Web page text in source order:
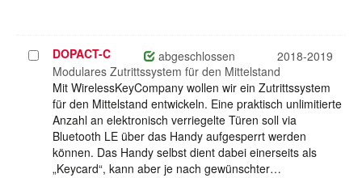
Projekt
auswählen
DOPACT-C abgeschlossen
2018-2019
Modulares Zutrittssystem für den Mittelstand
Mit WirelessKeyCompany wollen wir ein Zutrittssystem
für den Mittelstand entwickeln. Eine praktisch unlimitierte
Anzahl an elektronisch verriegelte Türen soll via
Bluetooth LE über das Handy aufgesperrt werden
können. Das Handy selbst dient dabei einerseits als
„Keycard“, kann aber je nach gewünschter…